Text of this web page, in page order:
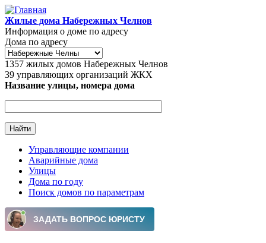
Перейти к основному содержанию
Жилые дома Набережных Челнов
Информация о доме по адресу
Дома по адресу
1357 жилых домов Набережных Челнов
39 управляющих организаций ЖКХ
Название улицы, номера дома
Главное меню
Управляющие компании
Аварийные дома
Улицы
Дома по году
Поиск домов по параметрам